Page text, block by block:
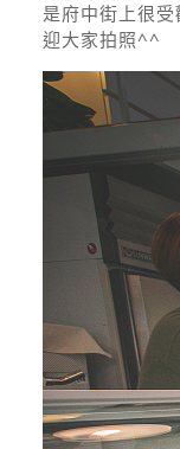
是府中街上很
迎大家拍照^^